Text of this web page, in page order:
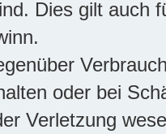
Dies gilt auch
oder bei
Verletzung